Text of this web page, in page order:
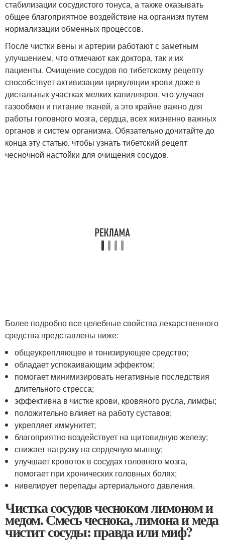
стабилизации сосудистого тонуса, а также оказывать
общее благоприятное воздействие на организм путем
нормализации обменных процессов.
После чистки вены и артерии работают с заметным
улучшением, что отмечают как доктора, так и их
пациенты. Очищение сосудов по тибетскому рецепту
способствует активизации циркуляции крови даже в
дистальных участках мелких капилляров, что улучает
газообмен и питание тканей, а это крайне важно для
работы головного мозга, сердца, всех жизненно важных
органов и систем организма. Обязательно дочитайте до
конца эту статью, чтобы узнать тибетский рецепт
чесночной настойки для очищения сосудов.
Более подробно все целебные свойства лекарственного
средства представлены ниже:
общеукрепляющее и тонизирующее средство;
обладает успокаивающим эффектом;
помогает минимизировать негативные последствия
длительного стресса;
эффективна в чистке крови, кровяного русла, лимфы;
положительно влияет на работу суставов;
укрепляет иммунитет;
благоприятно воздействует на щитовидную железу;
снижает нагрузку на сердечную мышцу;
улучшает кровоток в сосудах головного мозга,
помогает при хронических головных болях;
нивелирует перепады артериального давления.
Чистка сосудов чесноком лимоном и
медом. Смесь чеснока, лимона и меда
чистит сосуды: правда или миф?